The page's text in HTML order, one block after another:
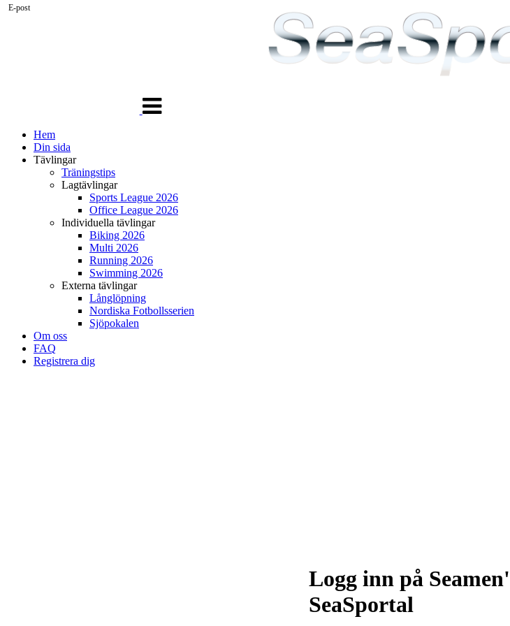
navigering
Hem
Din sida
Tävlingar
Träningstips
Lagtävlingar
Sports League 2026
Office League 2026
Individuella tävlingar
Biking 2026
Multi 2026
Running 2026
Swimming 2026
Externa tävlingar
Långlöpning
Nordiska Fotbollsserien
Sjöpokalen
Om oss
FAQ
Registrera dig
Logg inn på
SeaSportal
E-post